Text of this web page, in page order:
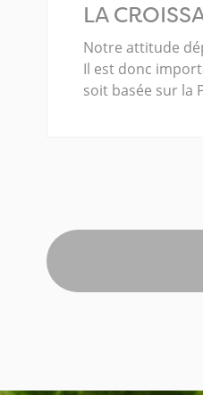
LA
Notre attitude
Il est donc
soit basée sur la